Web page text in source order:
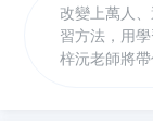
改變上萬人
習方法，用
梓沅老師將